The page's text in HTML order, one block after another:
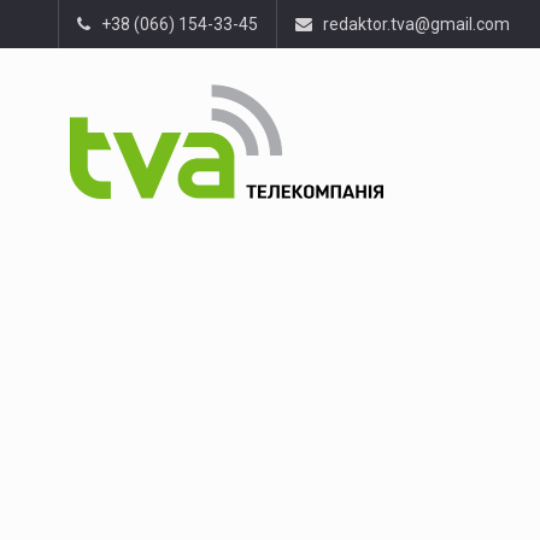
+38 (066) 154-33-45 redaktor.tva@gmail.com